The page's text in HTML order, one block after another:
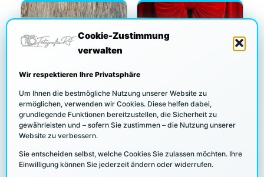
Cookie-Zustimmung
verwalten
Wir respektieren Ihre Privatsphäre
Um Ihnen die bestmögliche Nutzung unserer Website zu
ermöglichen, verwenden wir Cookies. Diese helfen dabei,
grundlegende Funktionen bereitzustellen, die Sicherheit zu
gewährleisten und – sofern Sie zustimmen – die Nutzung unserer
Website zu verbessern.
Sie entscheiden selbst, welche Cookies Sie zulassen möchten. Ihre
Einwilligung können Sie jederzeit ändern oder widerrufen.
Werkzeug-
Geschenkbox „Bist der
Alles“ für 2 Duplo-Riegel
4,50
Personalisierte Duplo-
Riegel